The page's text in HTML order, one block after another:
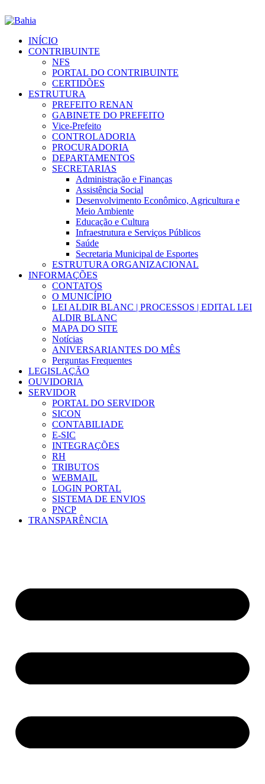
INÍCIO
CONTRIBUINTE
NFS
PORTAL DO CONTRIBUINTE
CERTIDÕES
ESTRUTURA
PREFEITO RENAN
GABINETE DO PREFEITO
Vice-Prefeito
CONTROLADORIA
PROCURADORIA
DEPARTAMENTOS
SECRETARIAS
Administração e Finanças
Assistência Social
Desenvolvimento Econômico, Agricultura e
Meio Ambiente
Educação e Cultura
Infraestrutura e Serviços Públicos
Saúde
Secretaria Municipal de Esportes
ESTRUTURA ORGANIZACIONAL
INFORMAÇÕES
CONTATOS
O MUNICÍPIO
LEI ALDIR BLANC | PROCESSOS | EDITAL LEI
ALDIR BLANC
MAPA DO SITE
Notícias
ANIVERSARIANTES DO MÊS
Perguntas Frequentes
LEGISLAÇÃO
OUVIDORIA
SERVIDOR
PORTAL DO SERVIDOR
SICON
CONTABILIADE
E-SIC
INTEGRAÇÕES
RH
TRIBUTOS
WEBMAIL
LOGIN PORTAL
SISTEMA DE ENVIOS
PNCP
TRANSPARÊNCIA